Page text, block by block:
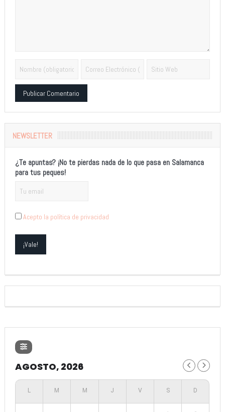
NEWSLETTER
¿Te apuntas? ¡No te pierdas nada de lo que pasa en Salamanca
para tus peques!
Acepto la política de privacidad
AGOSTO, 2026